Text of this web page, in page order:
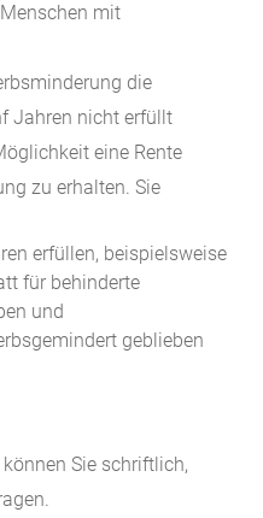
mit
die
Jahren nicht erfüllt
eine Rente
zu erhalten. Sie
erfüllen, beispielsweise
für behinderte
und
geblieben
Sie schriftlich,